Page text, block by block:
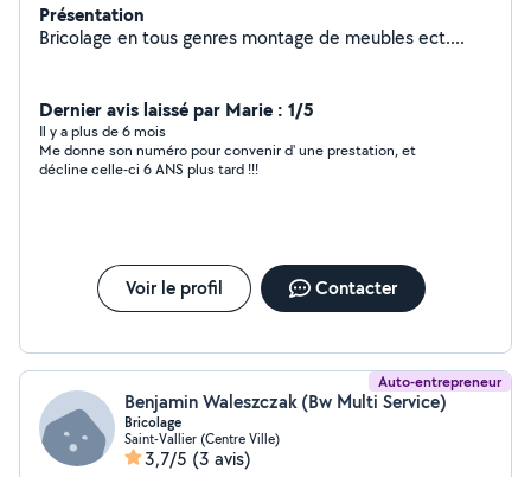
Présentation
Bricolage en tous genres montage de meubles ect....
Dernier avis laissé par Marie : 1/5
Il y a plus de 6 mois
Me donne son numéro pour convenir d' une prestation, et
décline celle-ci 6 ANS plus tard !!!
Voir le profil Contacter
Auto-entrepreneur
Benjamin Waleszczak (Bw Multi Service)
Bricolage
Saint-Vallier (Centre Ville)
3,7/5 (3 avis)